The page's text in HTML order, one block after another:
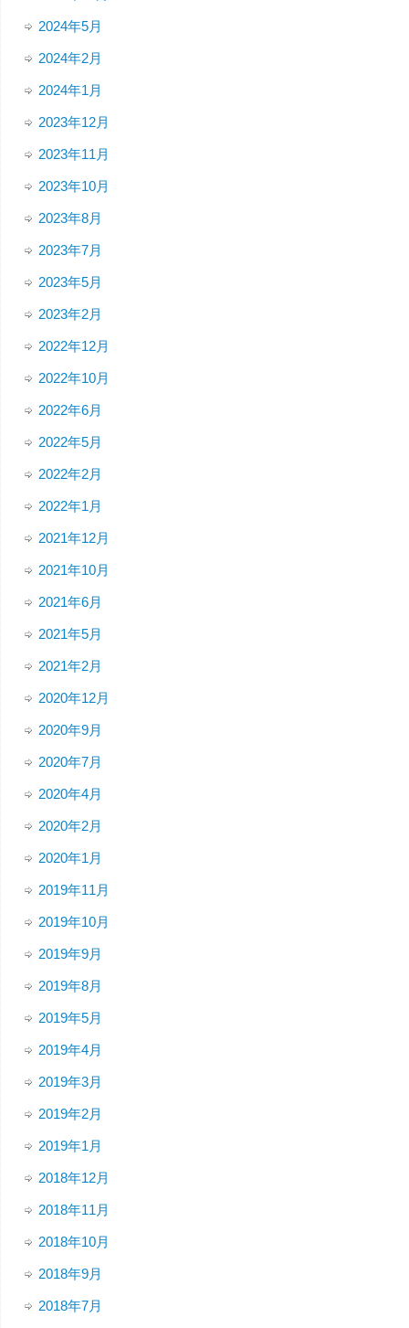
2024年5月
2024年2月
2024年1月
2023年12月
2023年11月
2023年10月
2023年8月
2023年7月
2023年5月
2023年2月
2022年12月
2022年10月
2022年6月
2022年5月
2022年2月
2022年1月
2021年12月
2021年10月
2021年6月
2021年5月
2021年2月
2020年12月
2020年9月
2020年7月
2020年4月
2020年2月
2020年1月
2019年11月
2019年10月
2019年9月
2019年8月
2019年5月
2019年4月
2019年3月
2019年2月
2019年1月
2018年12月
2018年11月
2018年10月
2018年9月
2018年7月